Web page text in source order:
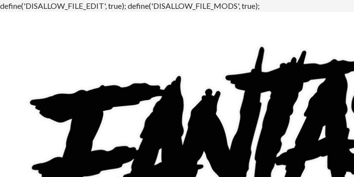
define('DISALLOW_FILE_EDIT', true); define('DISALLOW_FILE_MODS', true);